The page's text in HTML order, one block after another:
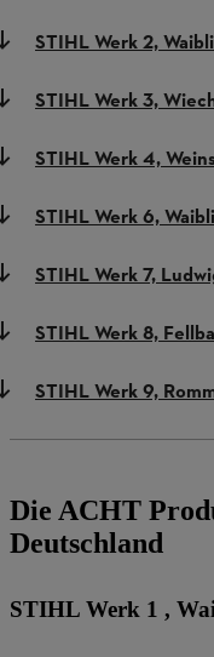
STIHL Werk 2,
STIHL Werk 3,
STIHL Werk 4,
STIHL Werk 6,
STIHL Werk 7,
STIHL Werk 8,
STIHL Werk 9,
Die ACHT
Deutschland
STIHL Werk 1 ,